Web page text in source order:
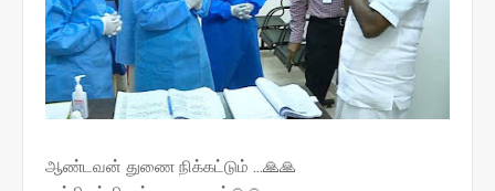
ஆண்டவன் துணை நிக்கட்டும் ...🙏🙏